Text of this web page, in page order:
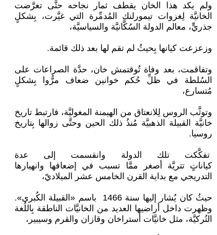
ولم يكد هذا الخان يقطف ثمار نجاحه حتَّى تعرَّضت
الخانيَّة لِغزوات تيمورلنك المُدمِّرة التي غيَّرت، بِشكلٍ
جذريٍّ، معالم الدولة السُكَّانيَّة والسياسيَّة،
وزعزعت كيانها بِحيثُ لم تقم لها بعد ذلك قائمة.
وتفاقمت، بعد وفاة تُوقتمش خان، حدَّة الصراعات على
السُلطة في ظلِّ حُكم خوانين ضعاف مرُّوا بِشكلٍ
مُتسارع،
وتوثَّب الروس لِلانعتاق من الهيمنة المغوليَّة، فارتبط تاريخ
خانيَّة القبيلة الذهبيَّة مُنذُ ذلك الحين وحتَّى زوالها بِتاريخ
روسيا.
تفكَّكت تلك الدولة وانقسمت إلى عدة
كياناتٍ تتريَّة أصغر ممَّا تسبب في إضعافها وانهيارها
التدريجي مع بداية القرن الخامس عشر الميلاديّ،
حيثُ كان يُشار إليها سنة 1466 باسم «القبيلة الكُبرى».
وظهرت داخل أراضيها العديد من الخانيَّات الناطقة بِاللُغة
التُركيَّة، مثل خانيَّات أستراخان وقازان والقرم وسيبير،